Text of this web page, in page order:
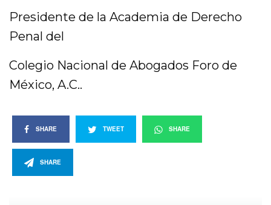
Presidente de la Academia de Derecho
Penal del
Colegio Nacional de Abogados Foro de
México, A.C..
SHARE TWEET SHARE
SHARE